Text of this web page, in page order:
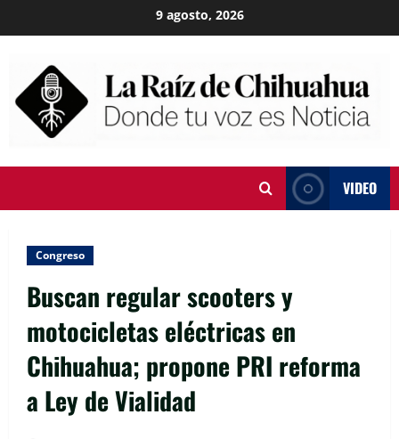
to
9 agosto, 2026
VIDEO
Congreso
Buscan regular scooters y
motocicletas eléctricas en
Chihuahua; propone PRI reforma
a Ley de Vialidad